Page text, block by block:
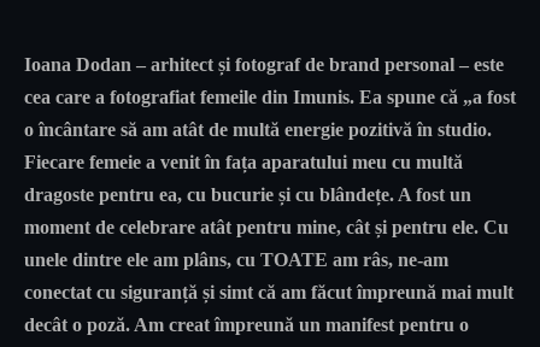
Ioana Dodan – arhitect și fotograf de brand personal – este
cea care a fotografiat femeile din Imunis. Ea spune că „a fost
o încântare să am atât de multă energie pozitivă în studio.
Fiecare femeie a venit în fața aparatului meu cu multă
dragoste pentru ea, cu bucurie și cu blândețe. A fost un
moment de celebrare atât pentru mine, cât și pentru ele. Cu
unele dintre ele am plâns, cu TOATE am râs, ne-am
conectat cu siguranță și simt că am făcut împreună mai mult
decât o poză. Am creat împreună un manifest pentru o